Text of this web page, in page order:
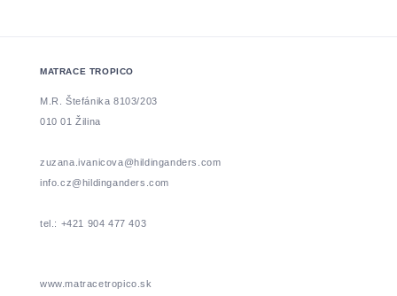
MATRACE TROPICO
M.R. Štefánika 8103/203
010 01 Žilina
zuzana.ivanicova@hildinganders.com
info.cz@hildinganders.com
tel.: +421 904 477 403
www.matracetropico.sk